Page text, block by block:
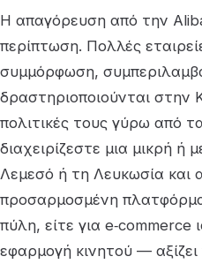
Η απαγόρευση από την
περίπτωση. Πολλές
συμμόρφωση,
δραστηριοποιούνται στην
πολιτικές τους γύρω από
διαχειρίζεστε μια μικρή ή
Λεμεσό ή τη Λευκωσία και
προσαρμοσμένη
πύλη, είτε για e‑commerce
εφαρμογή κινητού —